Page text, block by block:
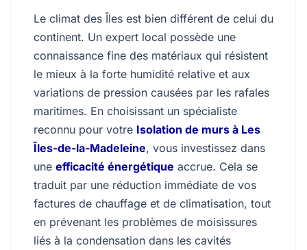
Le climat des Îles est bien différent de celui du
continent. Un expert local possède une
connaissance fine des matériaux qui résistent
le mieux à la forte humidité relative et aux
variations de pression causées par les rafales
maritimes. En choisissant un spécialiste
reconnu pour votre Isolation de murs à Les
Îles-de-la-Madeleine, vous investissez dans
une efficacité énergétique accrue. Cela se
traduit par une réduction immédiate de vos
factures de chauffage et de climatisation, tout
en prévenant les problèmes de moisissures
liés à la condensation dans les cavités